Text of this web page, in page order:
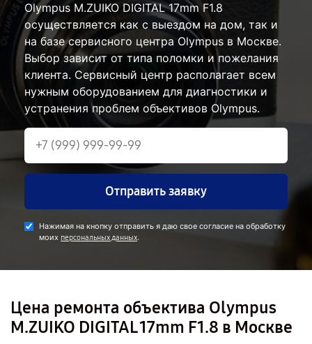
Olympus M.ZUIKO DIGITAL 17mm F1.8
осуществляется как с выездом на дом, так и
на базе сервисного центра Olympus в Москве.
Выбор зависит от типа поломки и пожелания
клиента. Сервисный центр располагает всем
нужным оборудованием для диагностики и
устранения проблем объективов Olympus.
Отправить заявку
Нажимая на кнопку отправить я даю свое согласие на обработку
моих персональных данных.
Цена ремонта объектива Olympus
M.ZUIKO DIGITAL 17mm F1.8 в Москве